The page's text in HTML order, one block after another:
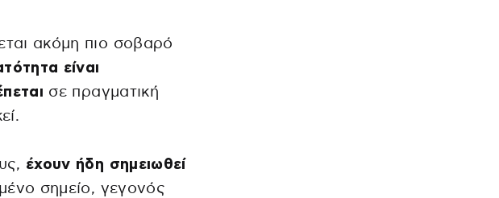
ακόμη πιο σοβαρό
είναι
σε πραγματική
έχουν ήδη σημειωθεί
σημείο, γεγονός